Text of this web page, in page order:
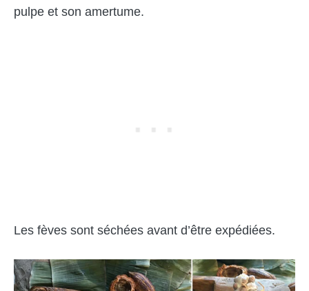
pulpe et son amertume.
Les fèves sont séchées avant d’être expédiées.